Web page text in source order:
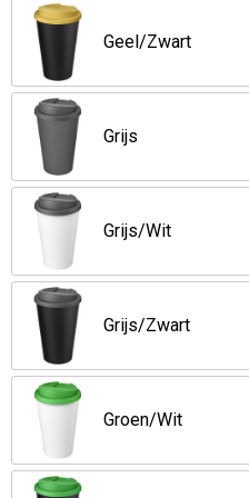
Opvouwbare tassen
Waterbestendige tassen
Bowlingtassen
Strandtassen
Katoenen draagtassen
Rugzakken
Geel/Zwart
Grijs
Grijs/Wit
Grijs/Zwart
Groen/Wit